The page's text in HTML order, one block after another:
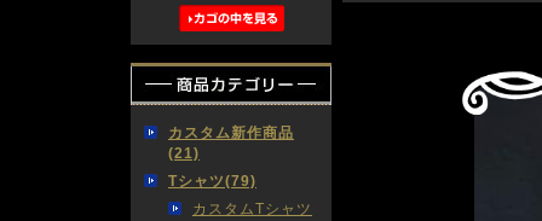
カスタム新作商品
(21)
Tシャツ(79)
カスタムTシャツ